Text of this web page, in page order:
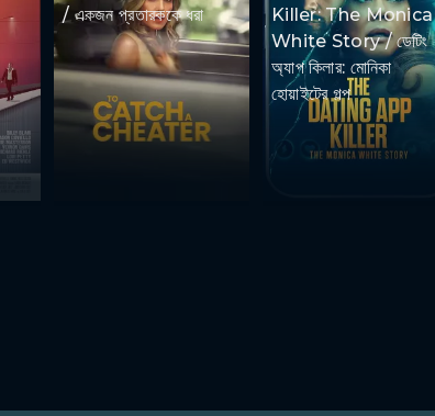
/ একজন প্রতারককে ধরা
Killer: The Monica
White Story / ডেটিং
অ্যাপ কিলার: মোনিকা
হোয়াইটের গল্প